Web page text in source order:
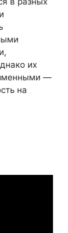
их
—
на